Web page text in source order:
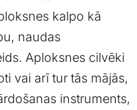
kalpo kā
naudas
Aploksnes cilvēki
vai arī tur tās mājās,
instruments,